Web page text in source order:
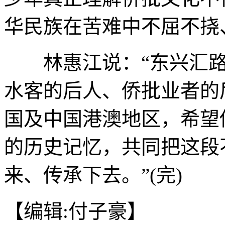
华民族在苦难中不屈不
林惠江说：“东兴汇路
水客的后人、侨批业者
国及中国港澳地区，希
的历史记忆，共同把这
来、传承下去。”(完)
【编辑:付子豪】